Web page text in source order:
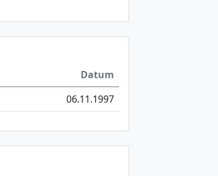
Datum
06.11.1997